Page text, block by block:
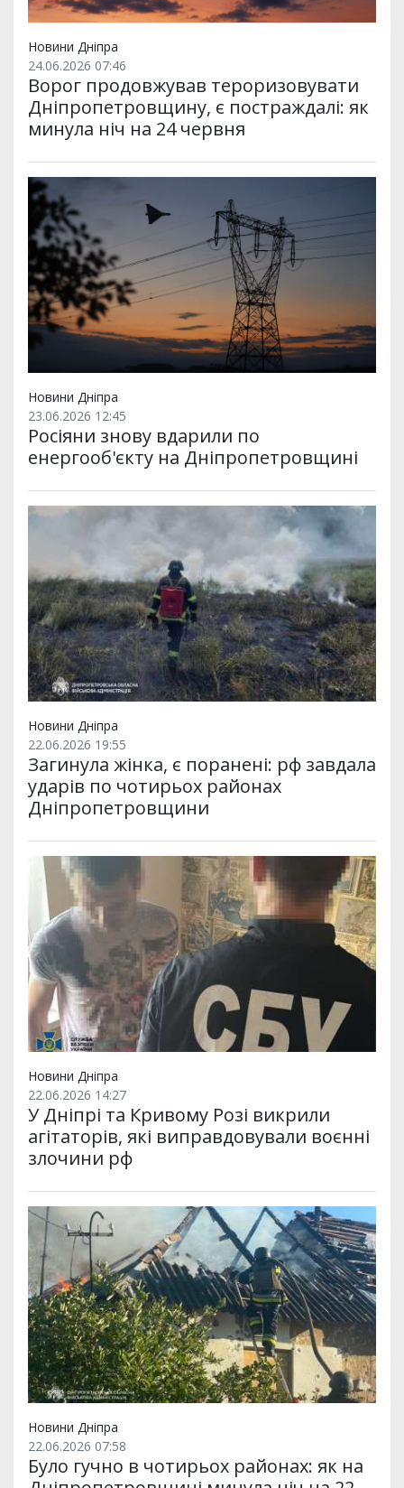
Новини Дніпра
24.06.2026 07:46
Ворог продовжував тероризовувати
Дніпропетровщину, є постраждалі: як
минула ніч на 24 червня
Новини Дніпра
23.06.2026 12:45
Росіяни знову вдарили по
енергооб'єкту на Дніпропетровщині
Новини Дніпра
22.06.2026 19:55
Загинула жінка, є поранені: рф завдала
ударів по чотирьох районах
Дніпропетровщини
Новини Дніпра
22.06.2026 14:27
У Дніпрі та Кривому Розі викрили
агітаторів, які виправдовували воєнні
злочини рф
Новини Дніпра
22.06.2026 07:58
Було гучно в чотирьох районах: як на